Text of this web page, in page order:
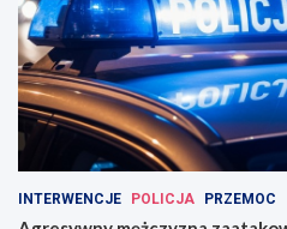
INTERWENCJE POLICJA PRZEMOC